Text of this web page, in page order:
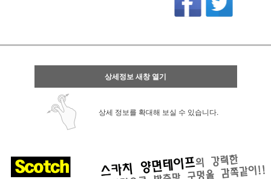
상세정보 새창 열기
상세 정보를 확대해 보실 수 있습니다.